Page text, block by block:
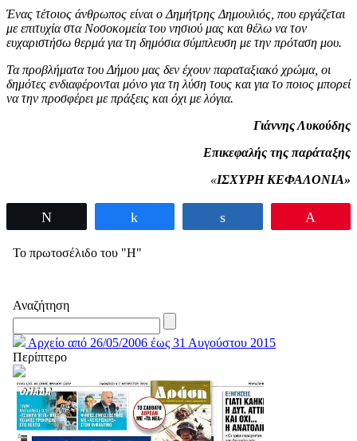
Ένας τέτοιος άνθρωπος είναι ο Δημήτρης Δημουλιός, που εργάζεται
με επιτυχία στα Νοσοκομεία του νησιού μας και θέλω να τον
ευχαριστήσω θερμά για τη δημόσια σύμπλευση με την πρόταση μου.
Τα προβλήματα του Δήμου μας δεν έχουν παραταξιακό χρώμα, οι
δημότες ενδιαφέρονται μόνο για τη λύση τους και για το ποιος μπορεί
να την προσφέρει με πράξεις και όχι με λόγια.
Γιάννης Λυκούδης
Επικεφαλής της παράταξης
«ΙΣΧΥΡΗ ΚΕΦΑΛΟΝΙΑ»
Το πρωτοσέλιδο του "Η"
Αναζήτηση
Αρχείο από 26/05/2006 έως 31 Αυγούστου 2015
Περίπτερο